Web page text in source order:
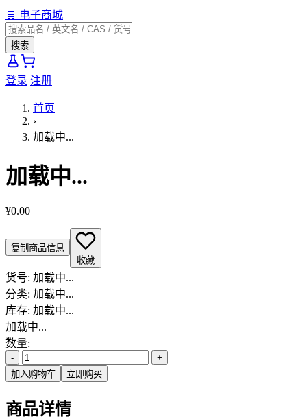
🛒 电子商城
搜索
登录 注册
首页
›
加载中...
加载中...
¥0.00
复制商品信息
收藏
货号: 加载中...
分类: 加载中...
库存: 加载中...
加载中...
数量:
-
+
加入购物车
立即购买
商品详情